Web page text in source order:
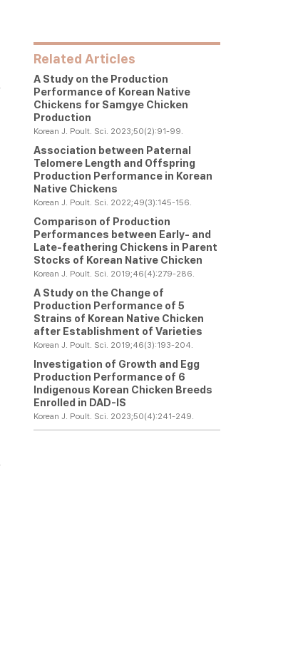
Related Articles
A Study on the Production
Performance of Korean Native
Chickens for Samgye Chicken
Production
Korean J. Poult. Sci. 2023;50(2):91-99.
Association between Paternal
Telomere Length and Offspring
Production Performance in Korean
Native Chickens
Korean J. Poult. Sci. 2022;49(3):145-156.
Comparison of Production
Performances between Early- and
Late-feathering Chickens in Parent
Stocks of Korean Native Chicken
Korean J. Poult. Sci. 2019;46(4):279-286.
A Study on the Change of
Production Performance of 5
Strains of Korean Native Chicken
after Establishment of Varieties
Korean J. Poult. Sci. 2019;46(3):193-204.
Investigation of Growth and Egg
Production Performance of 6
Indigenous Korean Chicken Breeds
Enrolled in DAD-IS
Korean J. Poult. Sci. 2023;50(4):241-249.